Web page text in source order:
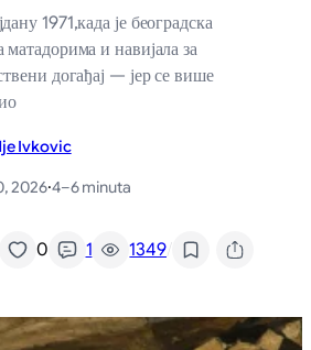
1971,када је београдска
и навијала за
догађај — јер се више
Ivkovic
2026·4–6 minuta
0 1 1349/